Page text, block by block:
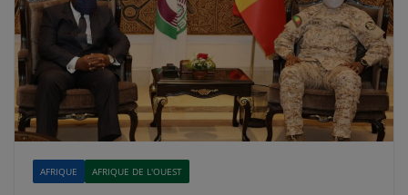
AFRIQUE AFRIQUE DE L'OUEST